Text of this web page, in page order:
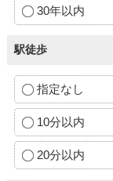
30年以内
駅徒歩
指定なし
10分以内
20分以内